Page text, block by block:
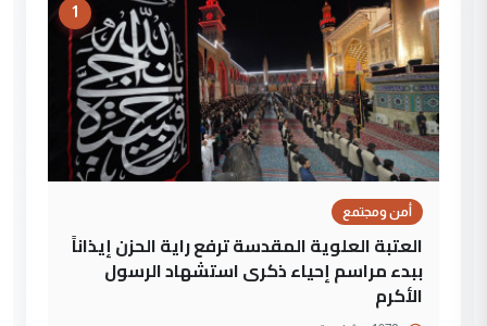
1
أمن ومجتمع
العتبة العلوية المقدسة ترفع راية الحزن إيذاناً
ببدء مراسم إحياء ذكرى استشهاد الرسول
الأكرم